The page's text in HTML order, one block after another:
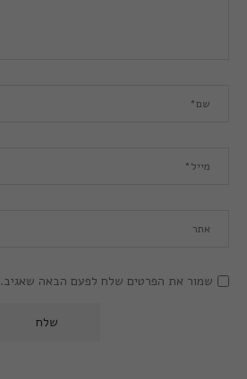
שמור את הפרטים שלח לפעם הבאה שאגיב.